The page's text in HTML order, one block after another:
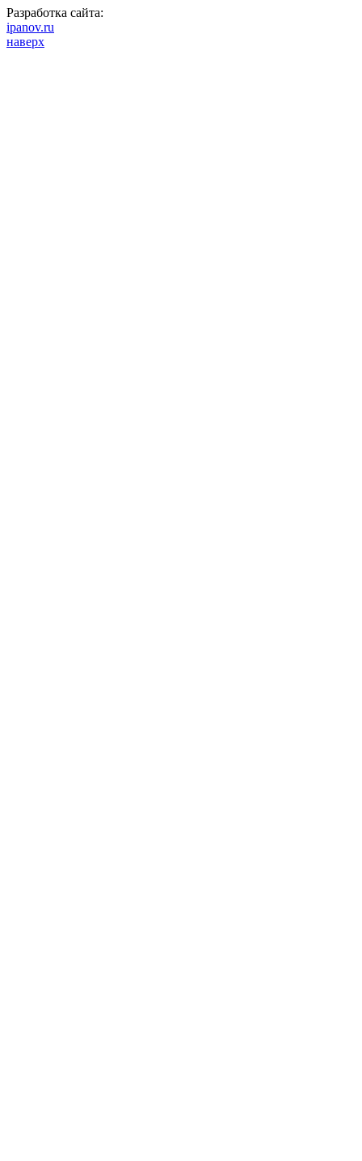
Разработка сайта:
ipanov.ru
наверх